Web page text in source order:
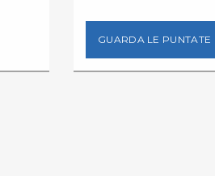
GUARDA LE PUNTATE